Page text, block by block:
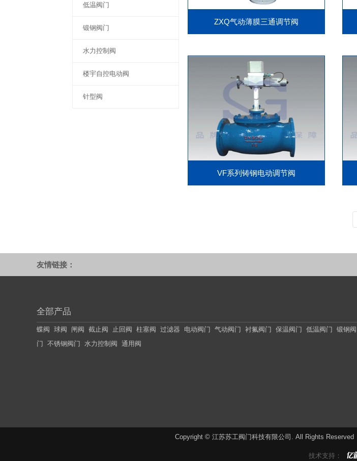
ZXQ气动薄膜三通调节阀
VF系列铸钢电动调节阀
低温阀门
锻钢阀门
水力控制阀
楼宇自控电动阀
针型阀
友情链接：
全部产品
蝶阀 球阀 闸阀 截止阀 止回阀 柱塞阀 过滤器 电动阀门 气动阀门 衬氟阀门 保温阀门 低温阀门 锻钢阀
门 不锈钢阀门 水力控制阀 通用阀
Copyright © 江苏苏工阀门科技有限公司. All
技术支持：